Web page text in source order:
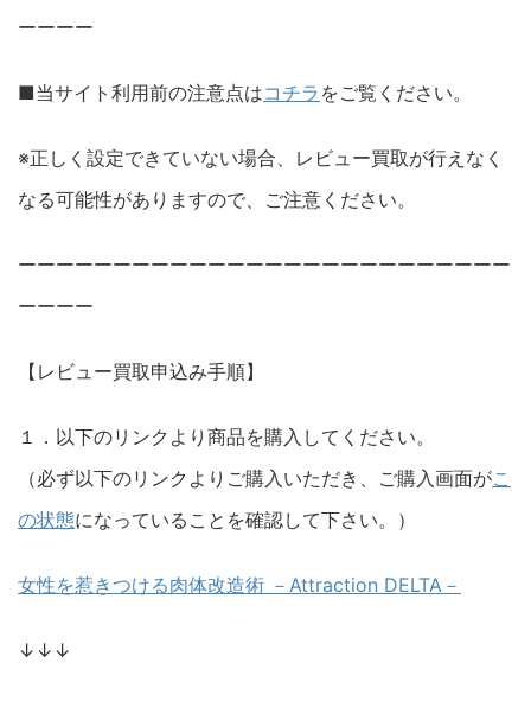
ーーーー
■当サイト利用前の注意点はコチラ をご覧ください。
※正しく設定できていない場合、レビュー買取が行えなく
なる可能性がありますので、ご注意ください。
ーーーーーーーーーーーーーーーーーーーーーーーーーー
ーーーー
【レビュー買取申込み手順】
１．以下のリンクより商品を購入してください。
（必ず以下のリンクよりご購入いただき、ご購入画面がこ
の状態になっていることを確認して下さい。）
女性を惹きつける肉体改造術 －Attraction DELTA－
↓↓↓